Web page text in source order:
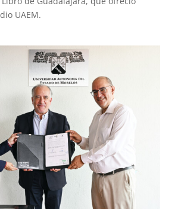
UAEM.